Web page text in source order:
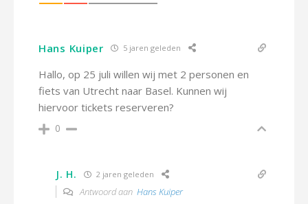
Hans Kuiper 5 jaren geleden
Hallo, op 25 juli willen wij met 2 personen en
fiets van Utrecht naar Basel. Kunnen wij
hiervoor tickets reserveren?
0
J. H. 2 jaren geleden
Antwoord aan Hans Kuiper